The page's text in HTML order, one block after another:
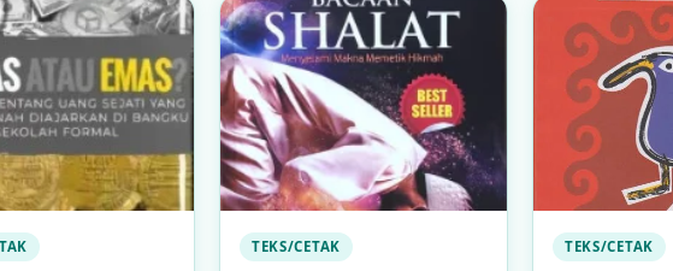
TEKS/CETAK TEKS/CETAK